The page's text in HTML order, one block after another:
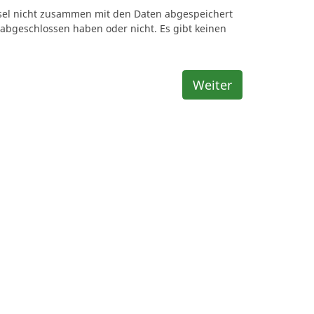
nicht zusammen mit den Daten abgespeichert
haben oder nicht. Es gibt keinen
Weiter